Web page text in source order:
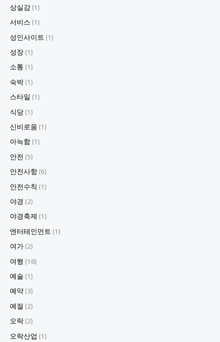
상실감(1)
서비스(1)
성인사이트(1)
성장(1)
소통(1)
숙박(1)
스타일(1)
식당(1)
신비로움(1)
아늑함(1)
안전(5)
안전사항(6)
안전수칙 (1)
야경 (2)
야경축제 (1)
엔터테인먼트(1)
여가(2)
여행 (18)
예술(1)
예약(3)
예절(2)
오락(2)
오락산업 (1)